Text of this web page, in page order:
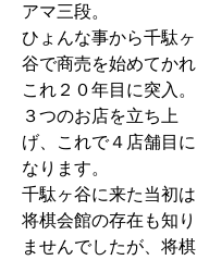
アマ三段。
ひょんな事から千駄ヶ
谷で商売を始めてかれ
これ２０年目に突入。
３つのお店を立ち上
げ、これで４店舗目に
なります。
千駄ヶ谷に来た当初は
将棋会館の存在も知り
ませんでしたが、将棋